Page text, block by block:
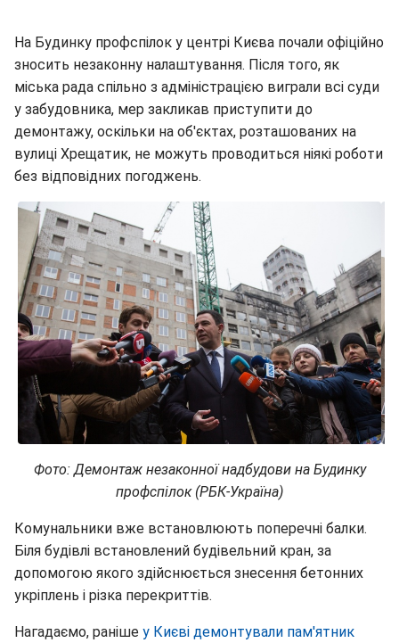
На Будинку профспілок у центрі Києва почали офіційно
зносить незаконну налаштування. Після того, як
міська рада спільно з адміністрацією виграли всі суди
у забудовника, мер закликав приступити до
демонтажу, оскільки на об'єктах, розташованих на
вулиці Хрещатик, не можуть проводиться ніякі роботи
без відповідних погоджень.
Фото: Демонтаж незаконної надбудови на Будинку
профспілок (РБК-Україна)
Комунальники вже встановлюють поперечні балки.
Біля будівлі встановлений будівельний кран, за
допомогою якого здійснюється знесення бетонних
укріплень і різка перекриттів.
Нагадаємо, раніше у Києві демонтували пам'ятник